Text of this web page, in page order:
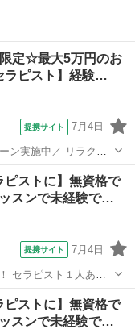
定☆最大5万円のお
ラピスト】経験…
提携サイト 7月4日
募いただき、7月中に1
レゼント！ さらに、
ピストに】無資格で
スンで未経験で…
提携サイト 7月4日
一生モノの技術を身に
ピストに】無資格で
スンで未経験で…